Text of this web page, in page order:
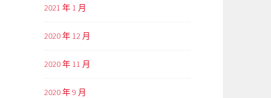
2021 年 1 月
2020 年 12 月
2020 年 11 月
2020 年 9 月